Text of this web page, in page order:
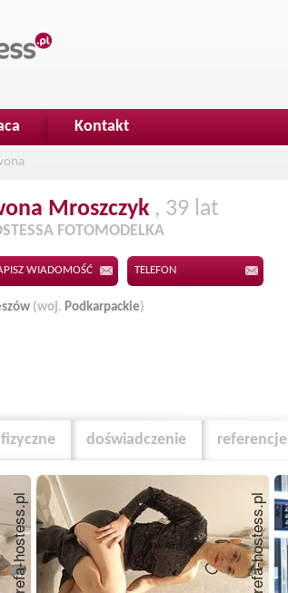
Kontakt
Mroszczyk , 39 lat
FOTOMODELKA
WIADOMOŚĆ TELEFON
(woj. Podkarpackie)
doświadczenie referencje